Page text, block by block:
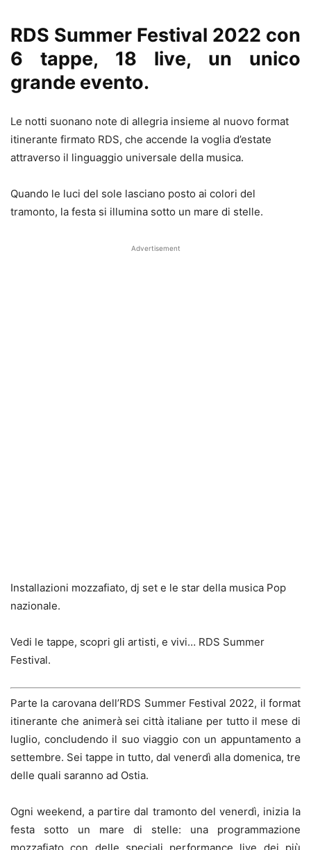
RDS Summer Festival 2022 con
6 tappe, 18 live, un unico
grande evento.
Le notti suonano note di allegria insieme al nuovo format
itinerante firmato RDS, che accende la voglia d’estate
attraverso il linguaggio universale della musica.
Quando le luci del sole lasciano posto ai colori del
tramonto, la festa si illumina sotto un mare di stelle.
Advertisement
Installazioni mozzafiato, dj set e le star della musica Pop
nazionale.
Vedi le tappe, scopri gli artisti, e vivi… RDS Summer
Festival.
Parte la carovana dell’RDS Summer Festival 2022, il format
itinerante che animerà sei città italiane per tutto il mese di
luglio, concludendo il suo viaggio con un appuntamento a
settembre. Sei tappe in tutto, dal venerdì alla domenica, tre
delle quali saranno ad Ostia.
Ogni weekend, a partire dal tramonto del venerdì, inizia la
festa sotto un mare di stelle: una programmazione